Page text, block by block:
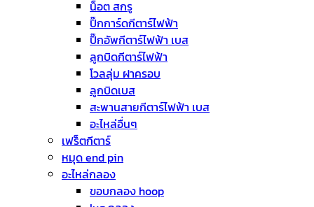
น็อต สกรู
ปิ๊กการ์ดกีตาร์ไฟฟ้า
ปิ๊กอัพกีตาร์ไฟฟ้า เบส
ลูกบิดกีตาร์ไฟฟ้า
โวลลุ่ม ฝาครอบ
ลูกบิดเบส
สะพานสายกีตาร์ไฟฟ้า เบส
อะไหล่อื่นๆ
เฟร็ตกีตาร์
หมุด end pin
อะไหล่กลอง
ขอบกลอง hoop